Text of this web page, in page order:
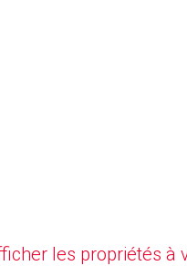
les propriétés à